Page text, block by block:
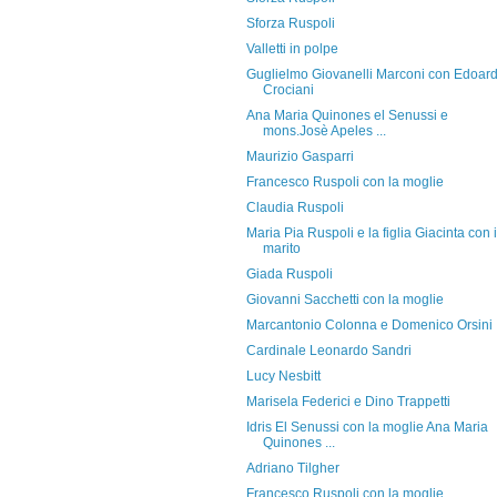
Sforza Ruspoli
Valletti in polpe
Guglielmo Giovanelli Marconi con
Crociani
Ana Maria Quinones el Senussi e
mons.Josè Apeles ...
Maurizio Gasparri
Francesco Ruspoli con la moglie
Claudia Ruspoli
Maria Pia Ruspoli e la figlia Giacinta con
marito
Giada Ruspoli
Giovanni Sacchetti con la moglie
Marcantonio Colonna e Domenico Orsini
Cardinale Leonardo Sandri
Lucy Nesbitt
Marisela Federici e Dino Trappetti
Idris El Senussi con la moglie Ana Maria
Quinones ...
Adriano Tilgher
Francesco Ruspoli con la moglie